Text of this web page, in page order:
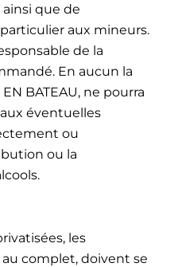
que de
aux mineurs.
de la
En aucun la
BATEAU, ne pourra
éventuelles
ou
ou la
les
complet, doivent se